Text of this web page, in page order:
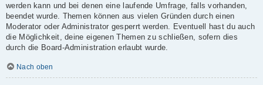
werden kann und bei denen eine laufende Umfrage, falls vorhanden,
beendet wurde. Themen können aus vielen Gründen durch einen
Moderator oder Administrator gesperrt werden. Eventuell hast du auch
die Möglichkeit, deine eigenen Themen zu schließen, sofern dies
durch die Board-Administration erlaubt wurde.
Nach oben